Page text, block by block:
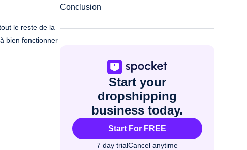
le reste de la
bien fonctionner
Conclusion
Start your
dropshipping
business today.
Start For FREE
7 day trialCancel anytime